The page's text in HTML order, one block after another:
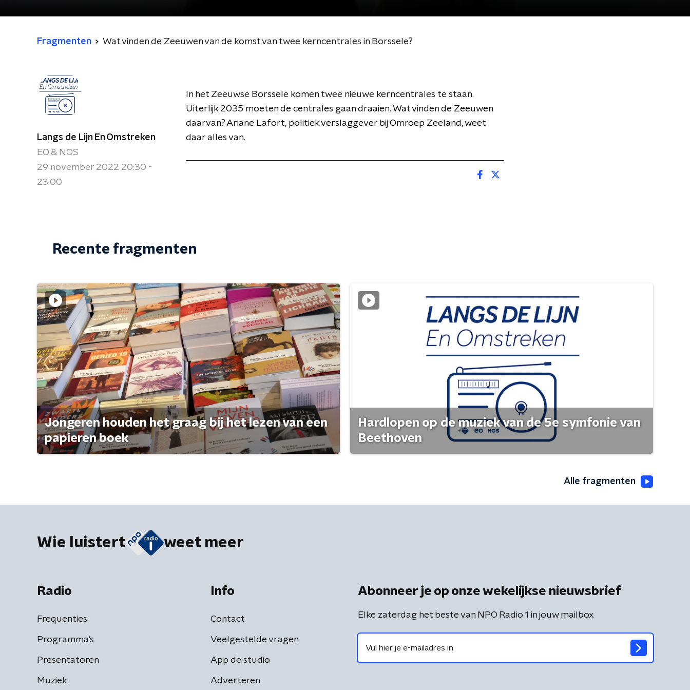
Fragmenten Wat vinden de Zeeuwen van de komst van twee kerncentrales in Borssele?
Langs de Lijn En Omstreken
EO & NOS
29 november 2022 20:30 -
23:00
In het Zeeuwse Borssele komen twee nieuwe kerncentrales te staan.
Uiterlijk 2035 moeten de centrales gaan draaien. Wat vinden de Zeeuwen
daarvan? Ariane Lafort, politiek verslaggever bij Omroep Zeeland, weet
daar alles van.
Recente fragmenten
Jongeren houden het graag bij het lezen van een
papieren boek
Hardlopen op de muziek van de 5e symfonie van
Beethoven
Alle fragmenten
Wie luistert weet meer
Radio
Frequenties
Programma's
Presentatoren
Muziek
Info
Contact
Veelgestelde vragen
App de studio
Adverteren
Abonneer je op onze wekelijkse nieuwsbrief
Elke zaterdag het beste van NPO Radio 1 in jouw mailbox